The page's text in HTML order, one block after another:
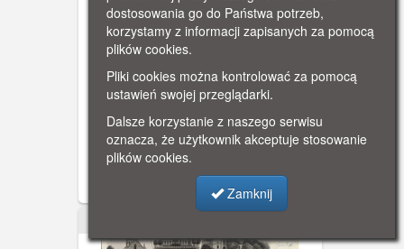
Żukowo Zuckau
powiecie kartuskim. Na pocztówce
widzimy domek dróżnika i dworzec
kolejowy w Żukowie. Dworzec oddano
do użytku 29 sierpnia 1885 roku (stacja
nazywała się Żukowo Zachodnie).
dostosowania go do Państwa potrzeb,
korzystamy z informacji zapisanych za pomocą
plików cookies.
Pliki cookies można kontrolować za pomocą
ustawień swojej przeglądarki.
Dalsze korzystanie z naszego serwisu
oznacza, że użytkownik akceptuje stosowanie
plików cookies.
Zamknij